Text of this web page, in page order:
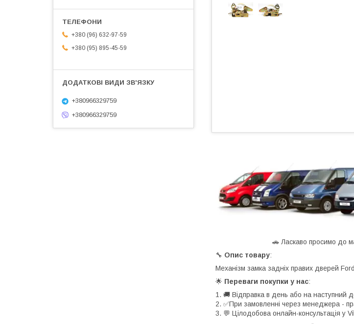
🚗 Ласкаво просимо до
🔧 Опис товару:
Механізм замка задніх правих дверей
🌟 Переваги покупки у нас:
1. 🚚 Відправка в день або на наступний
2. ✅При замовленні через менеджера -
3. 💬 Цілодобова онлайн-консультація у
+380 (96) 632-97-59
+380 (95) 895-45-59
+380966329759
+380966329759